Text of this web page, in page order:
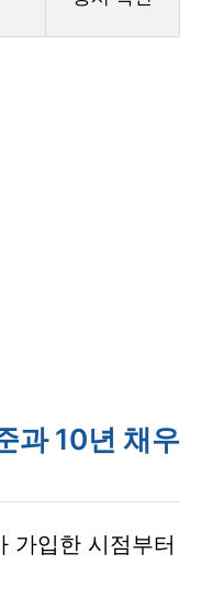
과 10년 채우
가입한 시점부터